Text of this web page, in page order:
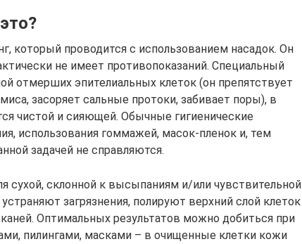
который проводится с использованием насадок. Он
не имеет противопоказаний. Специальный
отмерших эпителиальных клеток (он препятствует
засоряет сальные протоки, забивает поры), в
чистой и сияющей. Обычные гигиенические
использования гоммажей, масок-пленок и, тем
задачей не справляются.
сухой, склонной к высыпаниям и/или чувствительной
загрязнения, полируют верхний слой клеток
Оптимальных результатов можно добиться при
пилингами, масками – в очищенные клетки кожи